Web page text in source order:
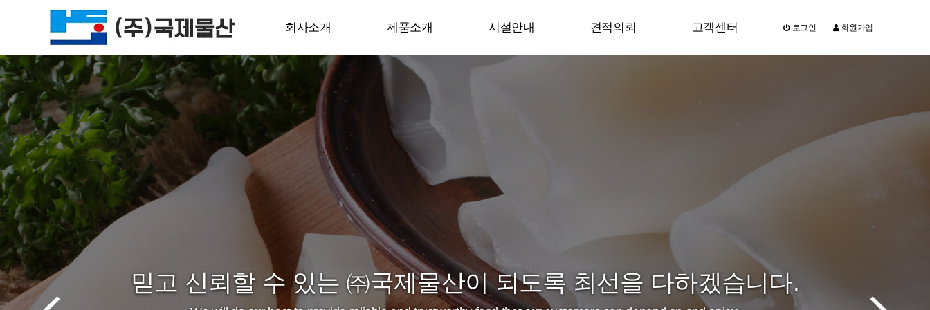
회사소개
회사소개
회사연혁
인증서
찾아오시는길
제품소개 시설안내 견적의뢰 고객센터 로그인 회원가입
믿고 신뢰할 수 있는 ㈜국제물산이 되도록 최선을 다하겠습니다.
믿고 신뢰할 수 있는 ㈜국제물산이 되도록 최선을 다하겠습니다.
믿고 신뢰할 수 있는 ㈜국제물산이 되도록 최선을 다하겠습니다.